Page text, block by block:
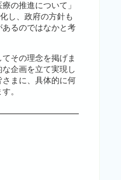
の推進について」
し、政府の方針も
るのではなかと考
その理念を掲げま
企画を立て実現し
まに、具体的に何
。